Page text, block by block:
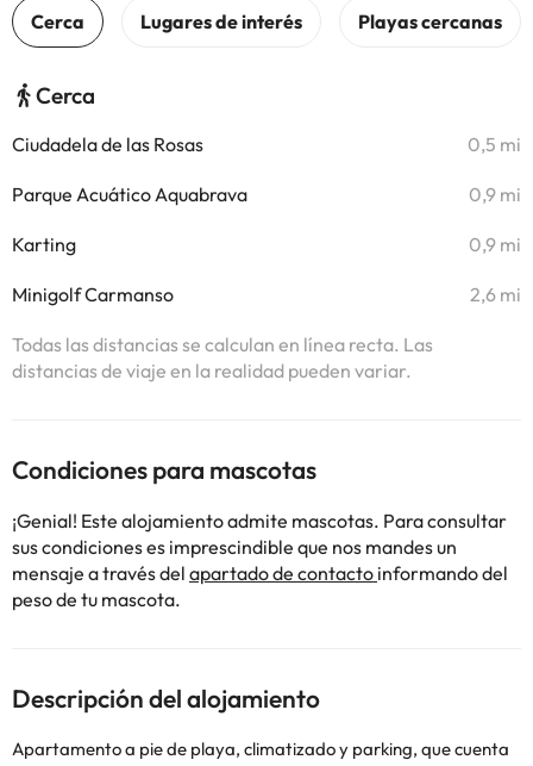
Cerca
Ciudadela de las Rosas 0,5 mi
Parque Acuático Aquabrava 0,9 mi
Karting 0,9 mi
Minigolf Carmanso 2,6 mi
Todas las distancias se calculan en línea recta. Las
distancias de viaje en la realidad pueden variar.
Condiciones para mascotas
¡Genial! Este alojamiento admite mascotas. Para consultar
sus condiciones es imprescindible que nos mandes un
mensaje a través del apartado de contacto informando del
peso de tu mascota.
Descripción del alojamiento
Apartamento a pie de playa, climatizado y parking, que cuenta